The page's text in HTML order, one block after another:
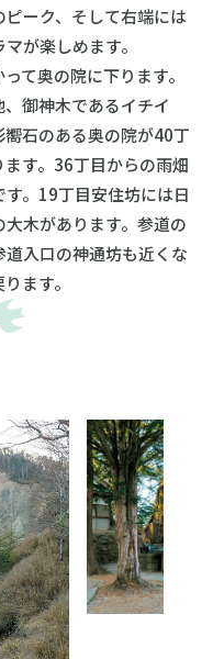
ーク、そして右端には
が楽しめます。
て奥の院に下ります。
御神木であるイチイ
嚮石のある奥の院が40丁
す。36丁目からの雨畑
。19丁目安住坊には日
木があります。参道の
入口の神通坊も近くな
ます。